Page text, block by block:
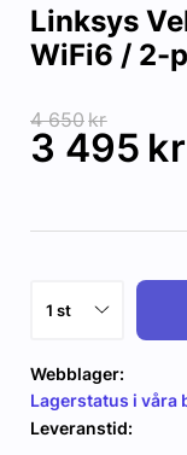
Linksys
WiFi6 / 2-
4 650kr
3 495 kr
Webblager:
Lagerstatus i våra
Leveranstid: